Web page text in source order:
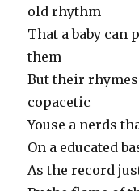
old rhythm
That a baby
them
But their
copacetic
Youse a nerds
On a educated
As the record